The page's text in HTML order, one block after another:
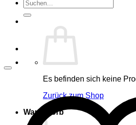
Suche
nach:
Es befinden sich keine
Zurück zum Shop
Warenkorb